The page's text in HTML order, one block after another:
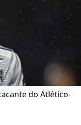
do Atlético-